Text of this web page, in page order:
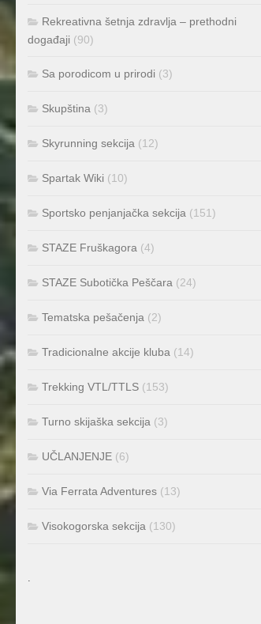
Rekreativna šetnja zdravlja – prethodni
događaji (90)
Sa porodicom u prirodi (3)
Skupština (3)
Skyrunning sekcija (12)
Spartak Wiki (10)
Sportsko penjanjačka sekcija (151)
STAZE Fruškagora (4)
STAZE Subotička Peščara (24)
Tematska pešačenja (2)
Tradicionalne akcije kluba (14)
Trekking VTL/TTLS (153)
Turno skijaška sekcija (3)
UČLANJENJE (6)
Via Ferrata Adventures (13)
Visokogorska sekcija (130)